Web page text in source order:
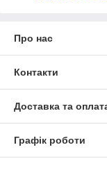
Про нас
Контакти
Доставка та
Графік роботи